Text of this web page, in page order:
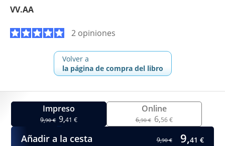
VV.AA
2 opiniones
Volver a
la página de compra del libro
Impreso
9,90 € 9,41 €
Online
6,90 € 6,56 €
Añadir a la cesta 9,90 € 9,41 €